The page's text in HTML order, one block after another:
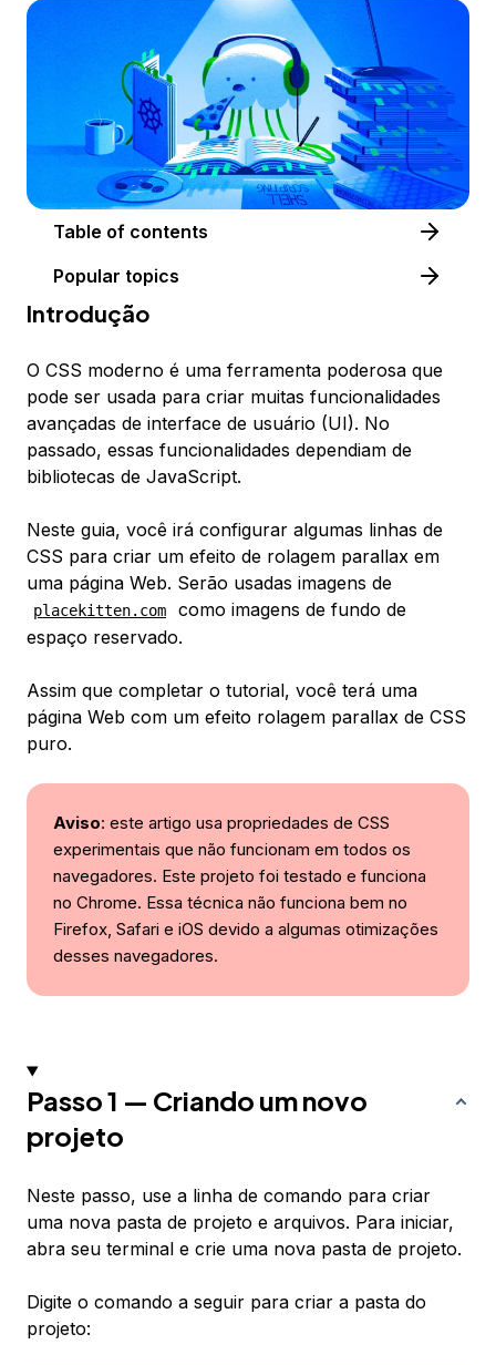
Table of contents
Popular topics
Introdução
O CSS moderno é uma ferramenta poderosa que
pode ser usada para criar muitas funcionalidades
avançadas de interface de usuário (UI). No
passado, essas funcionalidades dependiam de
bibliotecas de JavaScript.
Neste guia, você irá configurar algumas linhas de
CSS para criar um efeito de rolagem parallax em
uma página Web. Serão usadas imagens de
placekitten.com
como imagens de fundo de
espaço reservado.
Assim que completar o tutorial, você terá uma
página Web com um efeito rolagem parallax de CSS
puro.
Aviso: este artigo usa propriedades de CSS
experimentais que não funcionam em todos os
navegadores. Este projeto foi testado e funciona
no Chrome. Essa técnica não funciona bem no
Firefox, Safari e iOS devido a algumas otimizações
desses navegadores.
Passo 1 — Criando um novo
projeto
Neste passo, use a linha de comando para criar
uma nova pasta de projeto e arquivos. Para iniciar,
abra seu terminal e crie uma nova pasta de projeto.
Digite o comando a seguir para criar a pasta do
projeto: